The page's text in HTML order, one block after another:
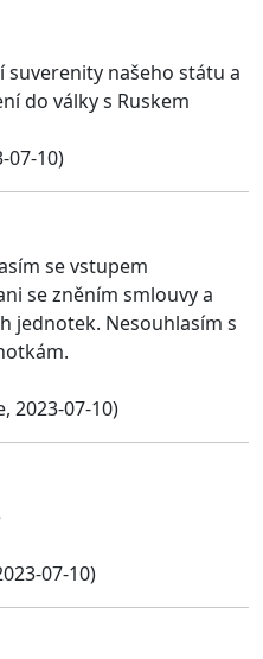
suverenity našeho státu a
do války s Ruskem
07-10)
se vstupem
se zněním smlouvy a
jednotek. Nesouhlasím s
2023-07-10)
07-10)